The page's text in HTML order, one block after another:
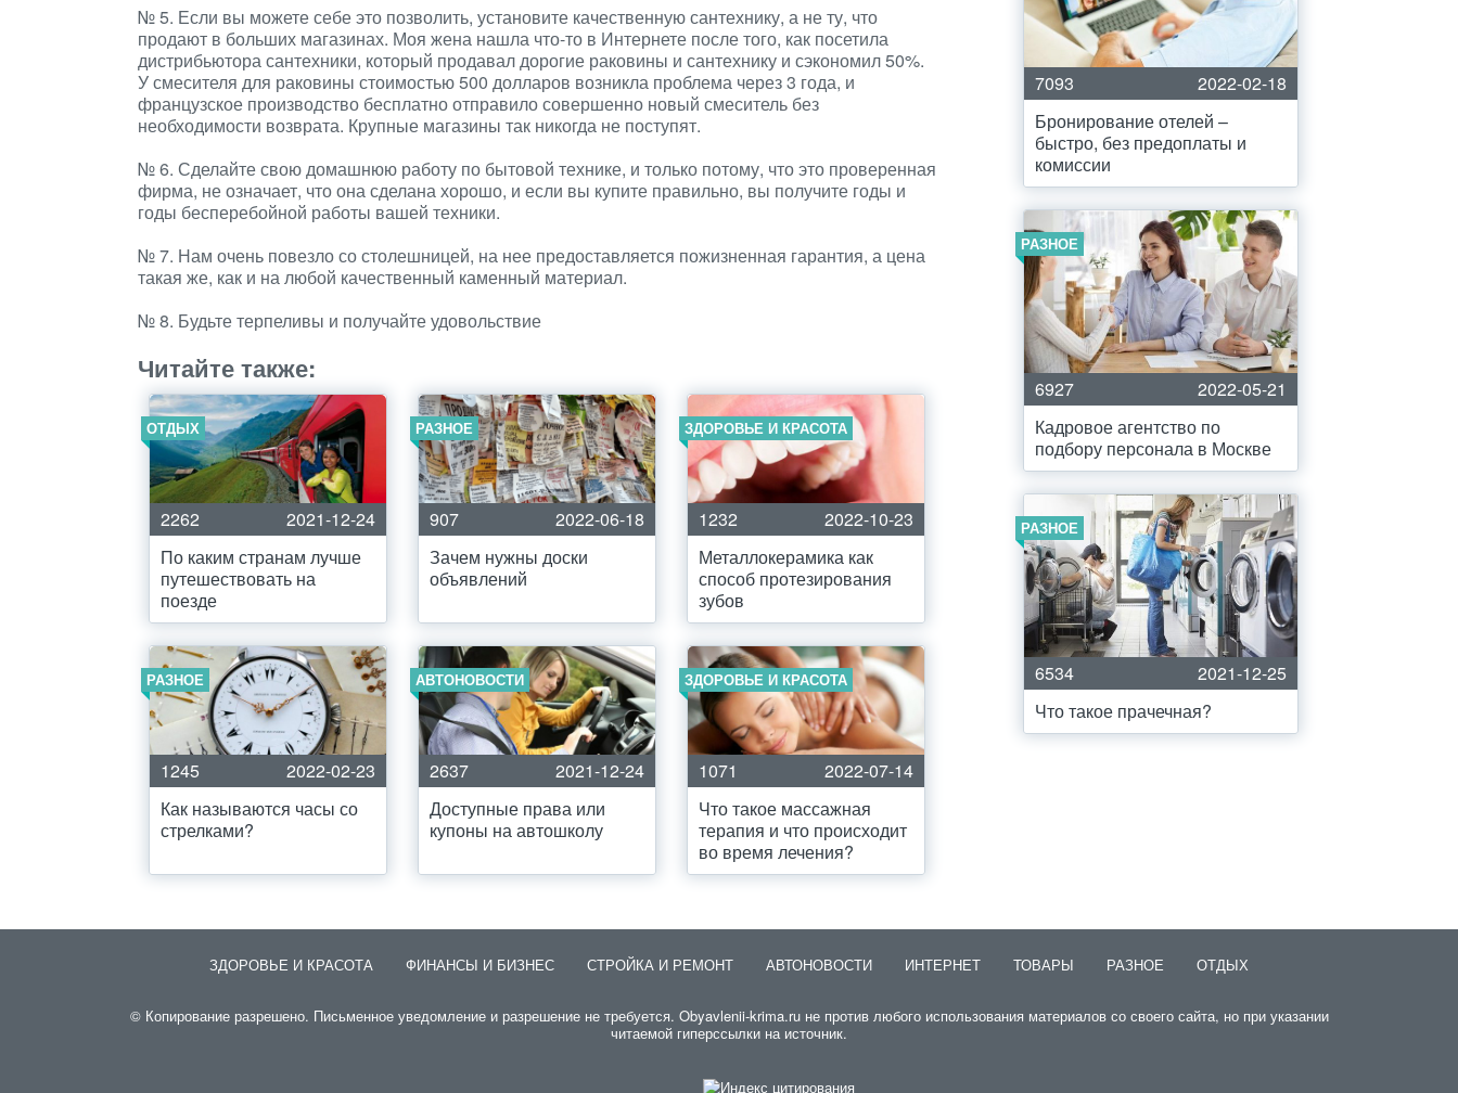
№ 5. Если вы можете себе это позволить, установите качественную сантехнику, а не ту, что
продают в больших магазинах. Моя жена нашла что-то в Интернете после того, как посетила
дистрибьютора сантехники, который продавал дорогие раковины и сантехнику и сэкономил 50%.
У смесителя для раковины стоимостью 500 долларов возникла проблема через 3 года, и
французское производство бесплатно отправило совершенно новый смеситель без
необходимости возврата. Крупные магазины так никогда не поступят.
№ 6. Сделайте свою домашнюю работу по бытовой технике, и только потому, что это проверенная
фирма, не означает, что она сделана хорошо, и если вы купите правильно, вы получите годы и
годы бесперебойной работы вашей техники.
№ 7. Нам очень повезло со столешницей, на нее предоставляется пожизненная гарантия, а цена
такая же, как и на любой качественный каменный материал.
№ 8. Будьте терпеливы и получайте удовольствие
Читайте также:
ОТДЫХ
2262
2021-12-24
По каким странам лучше
путешествовать на
поезде
РАЗНОЕ
907
2022-06-18
Зачем нужны доски
объявлений
ЗДОРОВЬЕ И КРАСОТА
1232
2022-10-23
Металлокерамика как
способ протезирования
зубов
РАЗНОЕ
1245
2022-02-23
Как называются часы со
стрелками?
АВТОНОВОСТИ
2637
2021-12-24
Доступные права или
купоны на автошколу
ЗДОРОВЬЕ И КРАСОТА
1071
2022-07-14
Что такое массажная
терапия и что происходит
во время лечения?
7093
2022-02-18
Бронирование отелей –
быстро, без предоплаты и
комиссии
РАЗНОЕ
6927
2022-05-21
Кадровое агентство по
подбору персонала в Москве
РАЗНОЕ
6534
2021-12-25
Что такое прачечная?
ЗДОРОВЬЕ И КРАСОТА ФИНАНСЫ И БИЗНЕС СТРОЙКА И РЕМОНТ АВТОНОВОСТИ ИНТЕРНЕТ ТОВАРЫ РАЗНОЕ ОТДЫХ
© Копирование разрешено. Письменное уведомление и разрешение не требуется. Obyavlenii-krima.ru не против любого использования материалов со своего сайта, но при указании
читаемой гиперссылки на источник.